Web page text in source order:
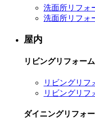
洗面所リフォ
洗面所リフォ
屋内
リビングリフォーム
リビングリフ
リビングリフ
ダイニングリフォ